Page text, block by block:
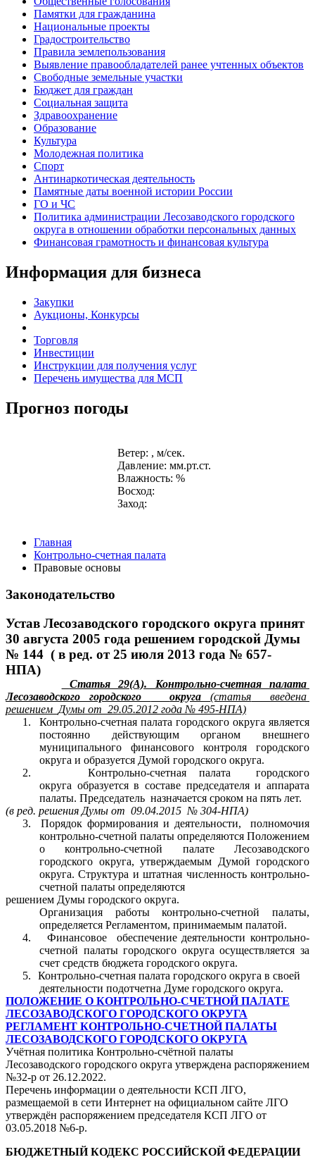
Памятки для гражданина
Национальные проекты
Градостроительство
Правила землепользования
Выявление правообладателей ранее учтенных объектов
Свободные земельные участки
Бюджет для граждан
Социальная защита
Здравоохранение
Образование
Культура
Молодежная политика
Спорт
Антинаркотическая деятельность
Памятные даты военной истории России
ГО и ЧС
Политика администрации Лесозаводского городского
округа в отношении обработки персональных данных
Финансовая грамотность и финансовая культура
Информация для бизнеса
Закупки
Аукционы, Конкурсы
Торговля
Инвестиции
Инструкции для получения услуг
Перечень имущества для МСП
Прогноз погоды
Ветер: , м/сек.
Давление: мм.рт.ст.
Влажность: %
Восход:
Заход:
Главная
Контрольно-счетная палата
Правовые основы
Законодательство
Устав Лесозаводского городского округа принят
30 августа 2005 года решением городской Думы
№ 144 ( в ред. от 25 июля 2013 года № 657-
НПА)
Статья 29(А). Контрольно-счетная палата
Лесозаводского городского
округа(статья
введена
решением Думы от 29.05.2012 года № 495-НПА)
1.
Контрольно-счетная палата городского округа является
постоянно действующим органом внешнего
муниципального финансового контроля городского
округа и образуется Думой городского округа.
2.
Контрольно-счетная палата
городского
округа образуется в составе председателя и аппарата
палаты. Председатель назначается сроком на пять лет.
(в ред. решения Думы от 09.04.2015 № 304-НПА)
3.
Порядок формирования и деятельности,
полномочия
контрольно-счетной палаты определяются Положением
о контрольно-счетной палате Лесозаводского
городского округа, утверждаемым Думой городского
округа.Структура и штатная численность контрольно-
счетной палаты определяются
решением Думы городского округа.
Организация работы контрольно-счетной палаты,
определяется Регламентом, принимаемым палатой.
4.
Финансовое
обеспечение деятельности контрольно-
счетной палаты городского округа осуществляется за
счет средств бюджета городского округа.
5.
Контрольно-счетная палата городского округа в своей
деятельности подотчетна Думе городского округа.
ПОЛОЖЕНИЕ О КОНТРОЛЬНО-СЧЕТНОЙ ПАЛАТЕ
ЛЕСОЗАВОДСКОГО ГОРОДСКОГО ОКРУГА
РЕГЛАМЕНТ КОНТРОЛЬНО-СЧЕТНОЙ ПАЛАТЫ
ЛЕСОЗАВОДСКОГО ГОРОДСКОГО ОКРУГА
Учётная политика Контрольно-счётной палаты
Лесозаводского городского округа утверждена распоряжением
№32-р от 26.12.2022.
Перечень информации о деятельности КСП ЛГО,
размещаемой в сети Интернет на официальном сайте ЛГО
утверждён распоряжением председателя КСП ЛГО от
03.05.2018 №6-р.
БЮДЖЕТНЫЙ КОДЕКС РОССИЙСКОЙ ФЕДЕРАЦИИ